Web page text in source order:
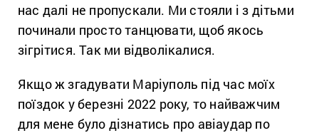
нас далі не пропускали. Ми стояли і з дітьми
починали просто танцювати, щоб якось
зігрітися. Так ми відволікалися.
Якщо ж згадувати Маріуполь під час моїх
поїздок у березні 2022 року, то найважчим
для мене було дізнатись про авіаудар по